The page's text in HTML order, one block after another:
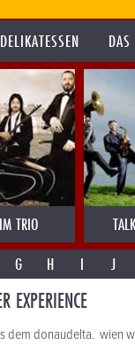
DELIKATESSEN
TRIO
G H I J
EXPERIENCE
dem donaudelta. wien